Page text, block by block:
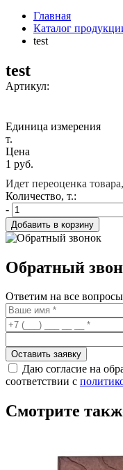
Главная
Каталог
test
test
Артикул:
Единица измерения
т.
Цена
1 руб.
Идет переоценка
Количество, т.:
-
Добавить в корзину
Обратный
Ответим на все
Оставить заявку
Даю согласие на
соответствии с
Смотрите